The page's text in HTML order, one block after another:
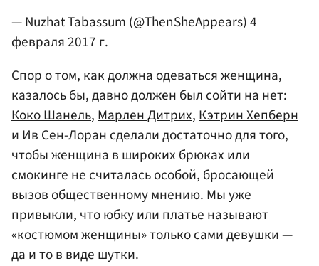
— Nuzhat Tabassum (@ThenSheAppears)4
февраля 2017 г.
Спор о том, как должна одеваться женщина,
казалось бы, давно должен был сойти на нет:
Коко Шанель,Марлен Дитрих,Кэтрин Хепберн
и Ив Сен-Лоран сделали достаточно для того,
чтобы женщина в широких брюках или
смокинге не считалась особой, бросающей
вызов общественному мнению. Мы уже
привыкли, что юбку или платье называют
«костюмом женщины» только сами девушки —
да и то в виде шутки.